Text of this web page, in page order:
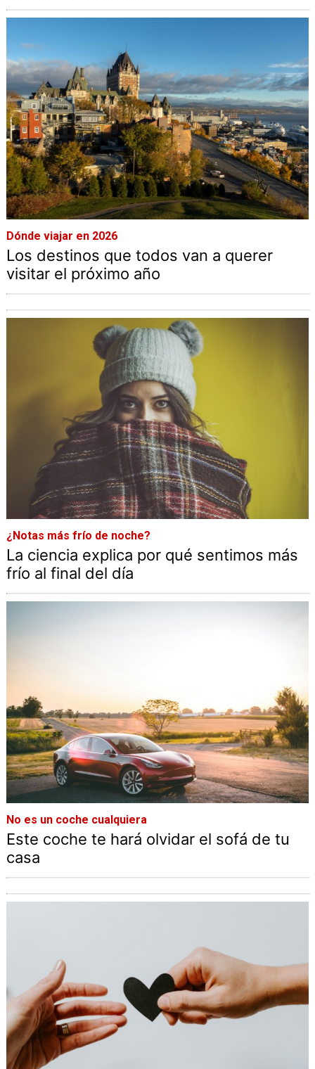
Dónde viajar en 2026
Los destinos que todos van a querer
visitar el próximo año
¿Notas más frío de noche?
La ciencia explica por qué sentimos más
frío al final del día
No es un coche cualquiera
Este coche te hará olvidar el sofá de tu
casa